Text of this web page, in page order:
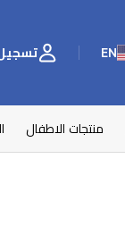
EN تسجيل
منتجات الاطفال